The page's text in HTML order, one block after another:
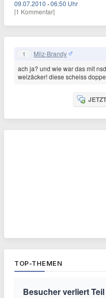
09.07.2010 ·06:50 Uhr
[1 Kommentar]
1 Milz-Brandy
ach ja? und wie war das mit
weizäcker! diese scheiss
TOP-THEMEN
Besucher verliert